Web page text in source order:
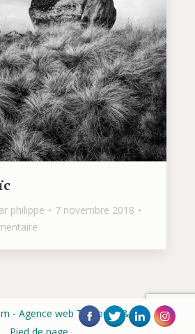
philippe
7 novembre 2018
- Agence web Toulouse & Albi